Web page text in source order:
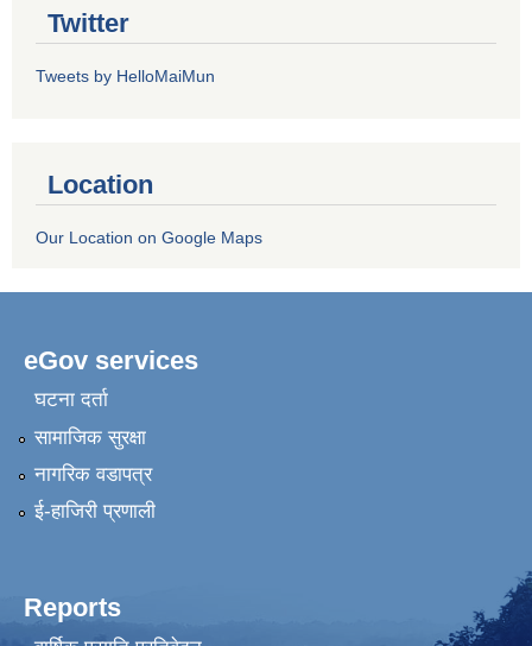
Twitter
Tweets by HelloMaiMun
Location
Our Location on Google Maps
eGov services
घटना दर्ता
सामाजिक सुरक्षा
नागरिक वडापत्र
ई-हाजिरी प्रणाली
Reports